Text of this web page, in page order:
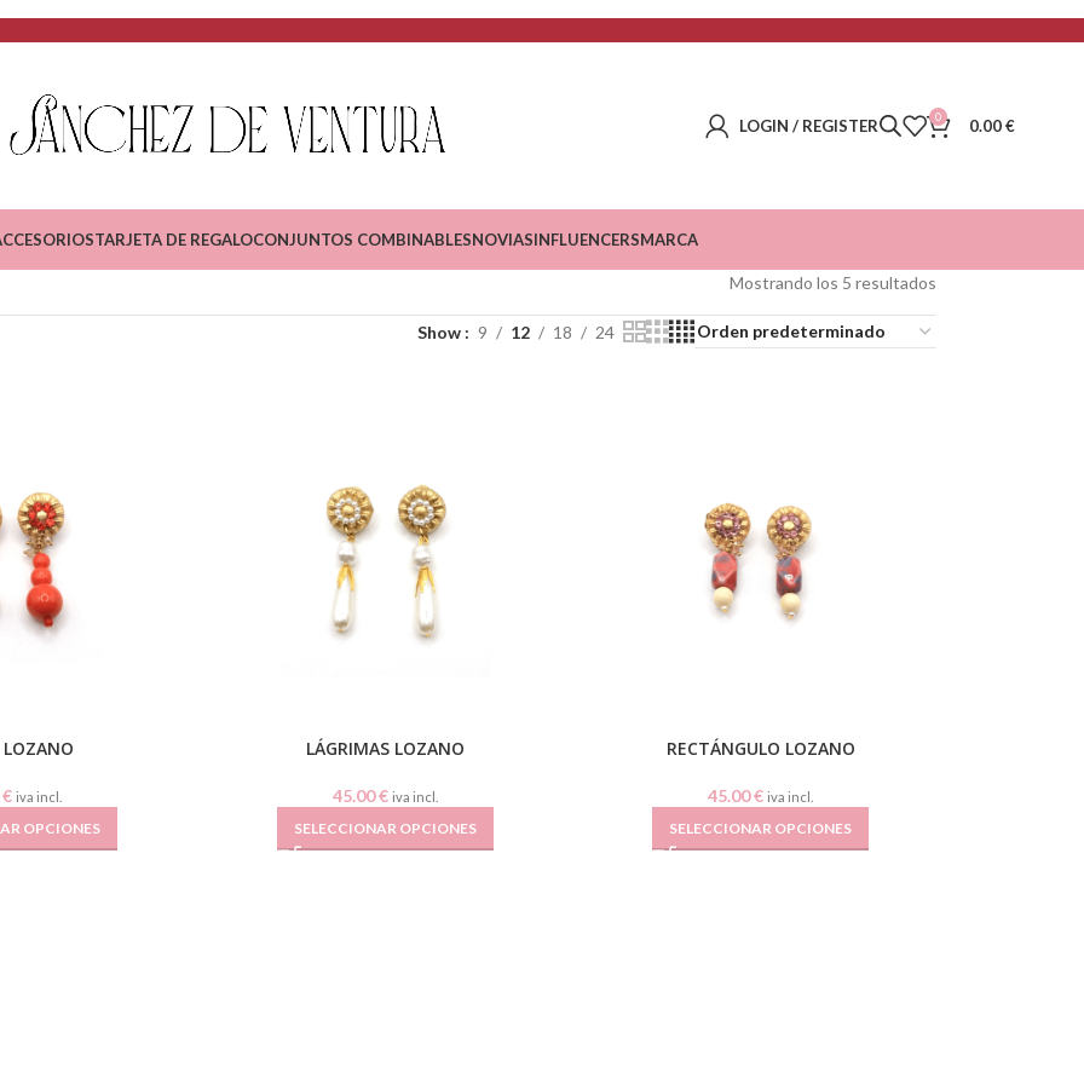
LOGIN / REGISTER 0 0.00€
TARJETA DE REGALOCONJUNTOS COMBINABLESNOVIASINFLUENCERSMARCA
Mostrando los 5 resultados
Show 9 12 18 24
LOZANO
€ iva incl.
OPCIONES
LÁGRIMAS LOZANO
45.00€ iva incl.
SELECCIONAR OPCIONES
RECTÁNGULO LOZANO
45.00€ iva incl.
SELECCIONAR OPCIONES